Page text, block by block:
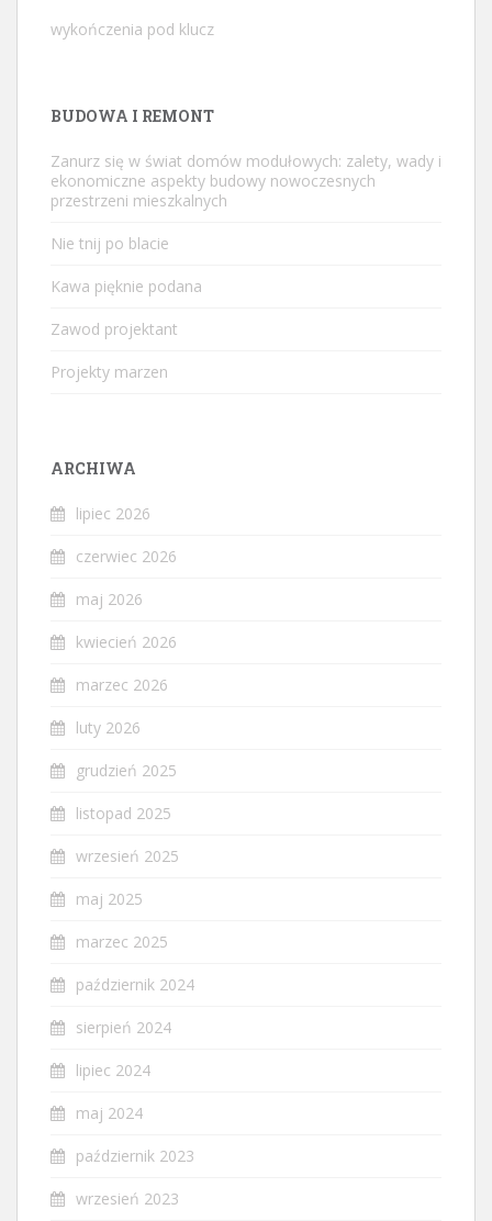
wykończenia pod klucz
BUDOWA I REMONT
Zanurz się w świat domów modułowych: zalety, wady i
ekonomiczne aspekty budowy nowoczesnych
przestrzeni mieszkalnych
Nie tnij po blacie
Kawa pięknie podana
Zawod projektant
Projekty marzen
ARCHIWA
lipiec 2026
czerwiec 2026
maj 2026
kwiecień 2026
marzec 2026
luty 2026
grudzień 2025
listopad 2025
wrzesień 2025
maj 2025
marzec 2025
październik 2024
sierpień 2024
lipiec 2024
maj 2024
październik 2023
wrzesień 2023